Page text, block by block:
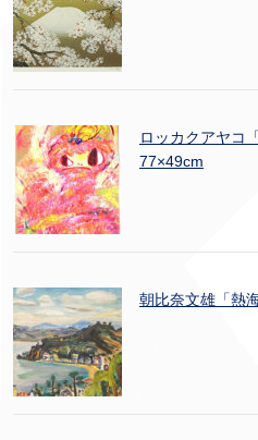
ロッカクアヤコ
77×49cm
朝比奈文雄「熱